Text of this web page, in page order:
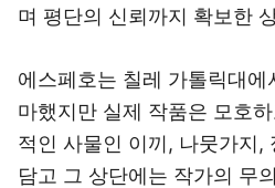
며 평단의 신뢰까지 확보한
에스페호는 칠레 가톨릭대에
마했지만 실제 작품은 모호
적인 사물인 이끼, 나뭇가지,
담고 그 상단에는 작가의 무